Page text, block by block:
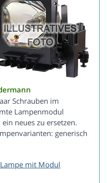
Schrauben im
Lampenmodul
neues zu ersetzen.
generisch
mit Modul